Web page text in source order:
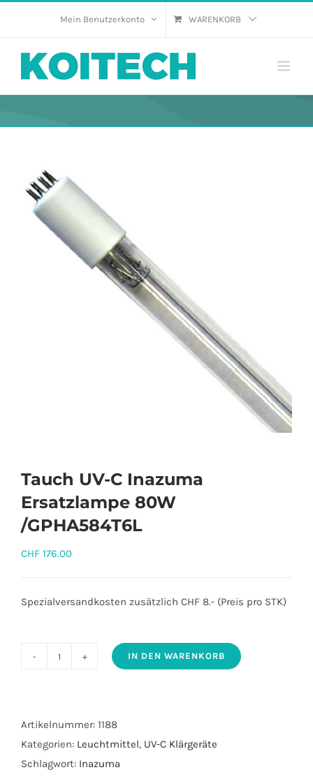
Mein Benutzerkonto WARENKORB
Tauch UV-C Inazuma
Ersatzlampe 80W
/GPHA584T6L
CHF 176.00
Spezialversandkosten zusätzlich CHF 8.- (Preis pro STK)
Inazuma
Ersatzlampe
80W
IN DEN WARENKORB
Artikelnummer: 1188
Kategorien: Leuchtmittel, UV-C Klärgeräte
Schlagwort: Inazuma